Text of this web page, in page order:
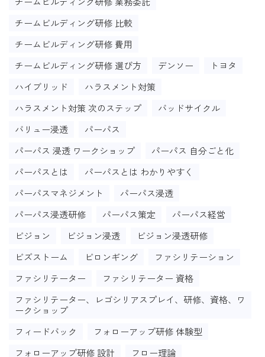
チームビルディング研修 比較
チームビルディング研修 費用
チームビルディング研修 選び方
デンソー
トヨタ
ハイブリッド
ハラスメント対策
ハラスメント対策 次のステップ
バッドサイクル
バリュー浸透
パーパス
パーパス 浸透 ワークショップ
パーパス 自分ごと化
パーパスとは
パーパスとは わかりやすく
パーパスマネジメント
パーパス浸透
パーパス浸透研修
パーパス策定
パーパス経営
ビジョン
ビジョン浸透
ビジョン浸透研修
ビズストーム
ビロンギング
ファシリテーション
ファシリテーター
ファシリテーター 資格
ファシリテーター、レゴシリアスプレイ、研修、資格、ワ
ークショップ
フィードバック
フォローアップ研修 体験型
フォローアップ研修 設計
フロー理論